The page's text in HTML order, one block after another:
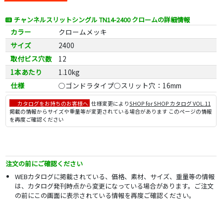
チャンネルスリットシングル TN14-2400 クロームの詳細情報
カラー
クロームメッキ
サイズ
2400
取付ビス穴数
12
1本あたり
1.10kg
仕様
○ゴンドラタイプ○スリット穴：16mm
カタログをお持ちのお客様へ 仕様変更によりSHOP for SHOP カタログ VOL.11
掲載の情報からサイズや重量等が変更されている場合があります このページの情報
を再度ご確認ください
注文の前にご確認ください
WEBカタログに掲載されている、価格、素材、サイズ、重量等の情報
は、カタログ発刊時点から変更になっている場合があります。ご注文
の前にこの画面に表示されている情報を再度ご確認ください。